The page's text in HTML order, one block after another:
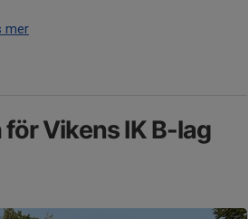
mer
Vikens IK B-lag